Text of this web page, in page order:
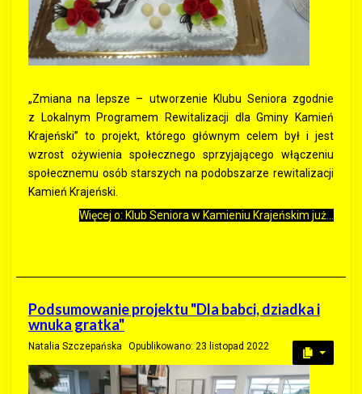
„Zmiana na lepsze – utworzenie Klubu Seniora zgodnie
z Lokalnym Programem Rewitalizacji dla Gminy Kamień
Krajeński” to projekt, którego głównym celem był i jest
wzrost ożywienia społecznego sprzyjającego włączeniu
społecznemu osób starszych na podobszarze rewitalizacji
Kamień Krajeński.
Więcej o: Klub Seniora w Kamieniu Krajeńskim już...
Podsumowanie projektu "Dla babci, dziadka i
wnuka gratka"
Natalia Szczepańska Opublikowano: 23 listopad 2022